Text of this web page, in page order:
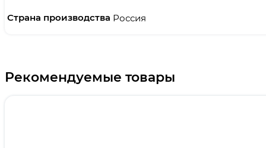
Страна производства Россия
Рекомендуемые товары